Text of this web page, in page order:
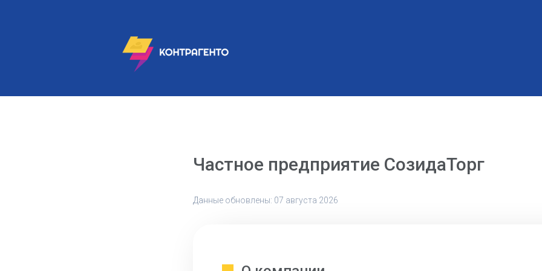
Частное предприятие СозидаТорг
Данные обновлены: 07 августа 2026